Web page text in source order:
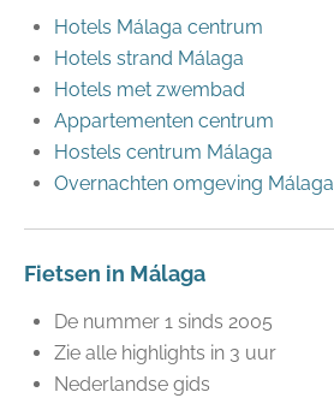
Hotels Málaga centrum
Hotels strand Málaga
Hotels met zwembad
Appartementen centrum
Hostels centrum Málaga
Overnachten omgeving Málaga
Fietsen in Málaga
De nummer 1 sinds 2005
Zie alle highlights in 3 uur
Nederlandse gids